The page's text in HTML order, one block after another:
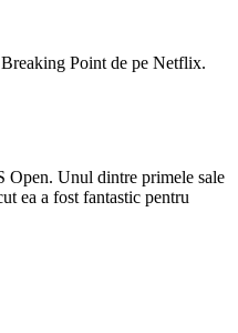
Point de pe Netflix.
Open. Unul dintre primele sale
ea a fost fantastic pentru